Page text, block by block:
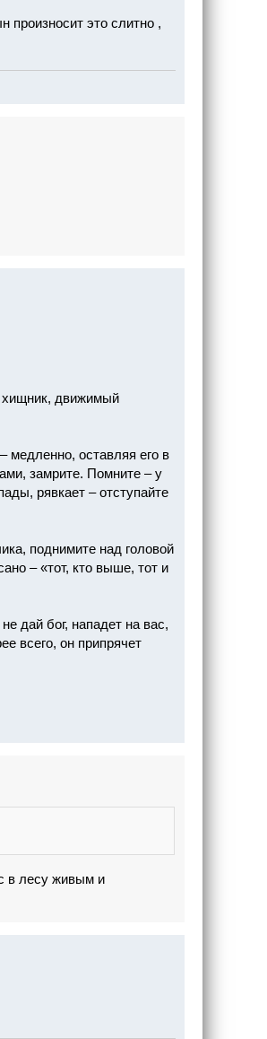
произносит это слитно ,
хищник, движимый
медленно, оставляя его в
замрите. Помните – у
рявкает – отступайте
поднимите над головой
– «тот, кто выше, тот и
дай бог, нападет на вас,
всего, он припрячет
в лесу живым и